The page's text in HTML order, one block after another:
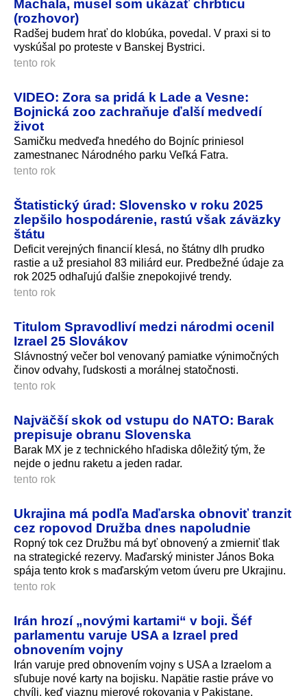
Machala, musel som ukázať chrbticu
(rozhovor)
Radšej budem hrať do klobúka, povedal. V praxi si to
vyskúšal po proteste v Banskej Bystrici.
tento rok
VIDEO: Zora sa pridá k Lade a Vesne:
Bojnická zoo zachraňuje ďalší medvedí
život
Samičku medveďa hnedého do Bojníc priniesol
zamestnanec Národného parku Veľká Fatra.
tento rok
Štatistický úrad: Slovensko v roku 2025
zlepšilo hospodárenie, rastú však záväzky
štátu
Deficit verejných financií klesá, no štátny dlh prudko
rastie a už presiahol 83 miliárd eur. Predbežné údaje za
rok 2025 odhaľujú ďalšie znepokojivé trendy.
tento rok
Titulom Spravodliví medzi národmi ocenil
Izrael 25 Slovákov
Slávnostný večer bol venovaný pamiatke výnimočných
činov odvahy, ľudskosti a morálnej statočnosti.
tento rok
Najväčší skok od vstupu do NATO: Barak
prepisuje obranu Slovenska
Barak MX je z technického hľadiska dôležitý tým, že
nejde o jednu raketu a jeden radar.
tento rok
Ukrajina má podľa Maďarska obnoviť tranzit
cez ropovod Družba dnes napoludnie
Ropný tok cez Družbu má byť obnovený a zmierniť tlak
na strategické rezervy. Maďarský minister János Boka
spája tento krok s maďarským vetom úveru pre Ukrajinu.
tento rok
Irán hrozí „novými kartami“ v boji. Šéf
parlamentu varuje USA a Izrael pred
obnovením vojny
Irán varuje pred obnovením vojny s USA a Izraelom a
sľubuje nové karty na bojisku. Napätie rastie práve vo
chvíli, keď viaznu mierové rokovania v Pakistane.